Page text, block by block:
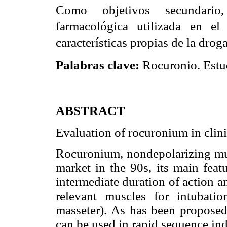
Como objetivos
farmacológica utilizada en
características propias de la
Palabras clave: Rocuronio.
ABSTRACT
Evaluation of rocuronium in
Rocuronium, nondepolarizing
market in the 90s, its main
intermediate duration of action
relevant muscles for
masseter). As has been